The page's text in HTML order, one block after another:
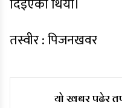
दिईएको थियो।
तस्वीर : पिजनखवर
यो खबर पढेर